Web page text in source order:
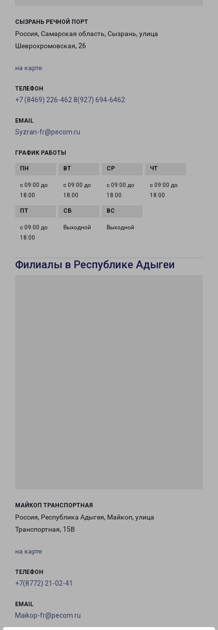
СЫЗРАНЬ РЕЧНОЙ ПОРТ
Россия, Самарская область, Сызрань, улица
Шеврохромовская, 26
на карте
ТЕЛЕФОН
+7 (8469) 226-462 8(927) 694-6462
EMAIL
Syzran-fr@pecom.ru
ГРАФИК РАБОТЫ
с 09:00 до
18:00
с 09:00 до
18:00
с 09:00 до
18:00
с 09:00 до
18:00
с 09:00 до
18:00
Выходной Выходной
Филиалы в Республике Адыгеи
МАЙКОП ТРАНСПОРТНАЯ
Россия, Республика Адыгея, Майкоп, улица
Транспортная, 15В
на карте
ТЕЛЕФОН
+7(8772) 21-02-41
EMAIL
Maikop-fr@pecom.ru